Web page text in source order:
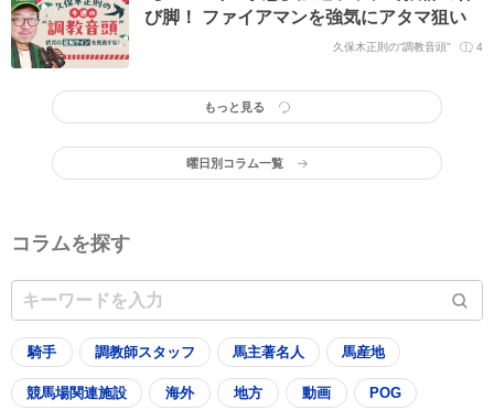
び脚！ ファイアマンを強気にアタマ狙い
久保木正則の“調教音頭” 4
もっと見る
曜日別コラム一覧
コラムを探す
騎手 調教師スタッフ 馬主著名人 馬産地
競馬場関連施設 海外 地方 動画 POG